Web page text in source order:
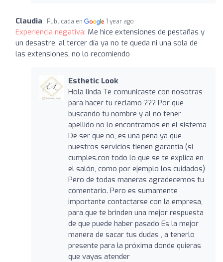
Claudia Publicada en 1 year ago
Experiencia negativa: Me hice extensiones de pestañas y
un desastre, al tercer día ya no te queda ni una sola de
las extensiones, no lo recomiendo
Esthetic Look
Hola linda Te comunicaste con nosotras
para hacer tu reclamo ??? Por que
buscando tu nombre y al no tener
apellido no lo encontramos en el sistema
De ser que no, es una pena ya que
nuestros servicios tienen garantía (si
cumples.con todo lo que se te explica en
el salón, como por ejemplo los cuidados)
Pero de todas maneras agradecemos tu
comentario. Pero es sumamente
importante contactarse con la empresa,
para que te brinden una mejor respuesta
de que puede haber pasado Es la mejor
manera de sacar tus dudas , a tenerlo
presente para la próxima donde quieras
que vayas atender